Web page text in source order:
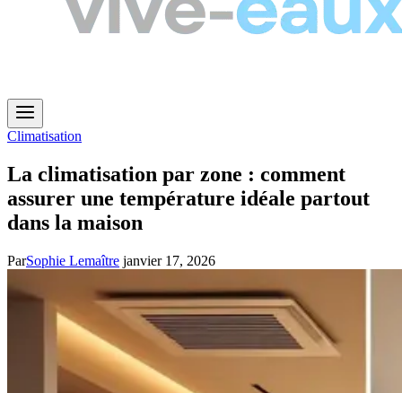
Climatisation
La climatisation par zone : comment
assurer une température idéale partout
dans la maison
ParSophie Lemaître janvier 17, 2026